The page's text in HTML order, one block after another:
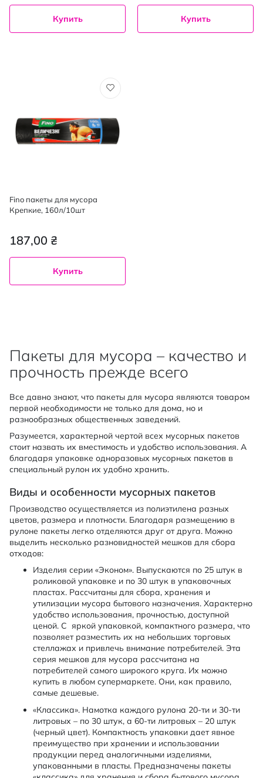
Купить Купить
Fino пакеты для мусора
Крепкие, 160л/10шт
187,00 ₴
Купить
Пакеты для мусора – качество и
прочность прежде всего
Все давно знают, что пакеты для мусора являются товаром
первой необходимости не только для дома, но и
разнообразных общественных заведений.
Разумеется, характерной чертой всех мусорных пакетов
стоит назвать их вместимость и удобство использования. А
благодаря упаковке одноразовых мусорных пакетов в
специальный рулон их удобно хранить.
Виды и особенности мусорных пакетов
Производство осуществляется из полиэтилена разных
цветов, размера и плотности. Благодаря размещению в
рулоне пакеты легко отделяются друг от друга. Можно
выделить несколько разновидностей мешков для сбора
отходов:
Изделия серии «Эконом». Выпускаются по 25 штук в
роликовой упаковке и по 30 штук в упаковочных
пластах. Рассчитаны для сбора, хранения и
утилизации мусора бытового назначения. Характерно
удобство использования, прочностью, доступной
ценой. С яркой упаковкой, компактного размера, что
позволяет разместить их на небольших торговых
стеллажах и привлечь внимание потребителей. Эта
серия мешков для мусора рассчитана на
потребителей самого широкого круга. Их можно
купить в любом супермаркете. Они, как правило,
самые дешевые.
«Классика». Намотка каждого рулона 20-ти и 30-ти
литровых – по 30 штук, а 60-ти литровых – 20 штук
(черный цвет). Компактность упаковки дает явное
преимущество при хранении и использовании
продукции перед аналогичными изделиями,
упакованными в пласты. Предназначены пакеты